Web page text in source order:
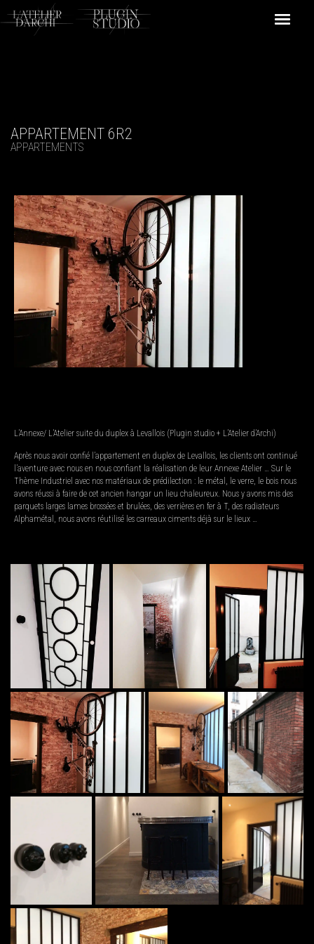
APPARTEMENT 6R2
APPARTEMENTS
L’Annexe/ L’Atelier suite du duplex à Levallois (Plugin studio + L’Atelier d’Archi)
Après nous avoir confié l’appartement en duplex de Levallois, les clients ont continué
l’aventure avec nous en nous confiant la réalisation de leur Annexe Atelier … Sur le
Thème Industriel avec nos matériaux de prédilection : le métal, le verre, le bois nous
avons réussi à faire de cet ancien hangar un lieu chaleureux. Nous y avons mis des
parquets larges lames brossées et brulées, des verrières en fer à T, des radiateurs
Alphamétal, nous avons réutilisé les carreaux ciments déjà sur le lieux …